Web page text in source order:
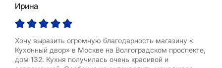
Ирина
Хочу выразить огромную благодарность магазину «
Кухонный двор» в Москве на Волгоградском проспекте,
дом 132. Кухня получилась очень красивой и